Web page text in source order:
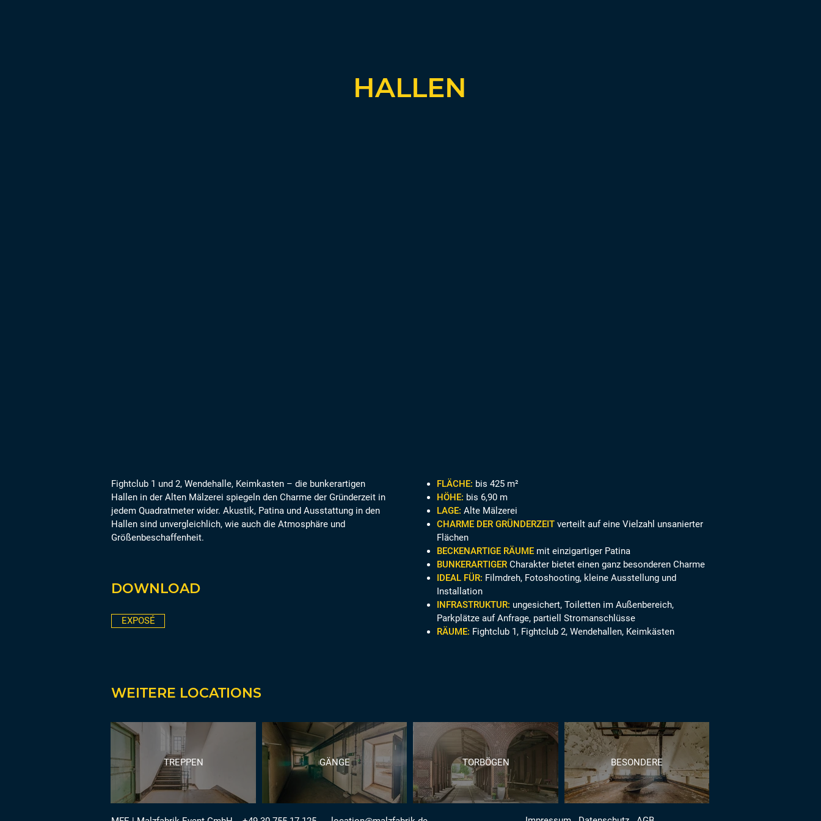
HALLEN
Fightclub 1 und 2, Wendehalle, Keimkasten – die bunkerartigen
Hallen in der Alten Mälzerei spiegeln den Charme der Gründerzeit in
jedem Quadratmeter wider. Akustik, Patina und Ausstattung in den
Hallen sind unvergleichlich, wie auch die Atmosphäre und
Größenbeschaffenheit.
DOWNLOAD
EXPOSÉ
FLÄCHE: bis 425 m²
HÖHE: bis 6,90 m
LAGE: Alte Mälzerei
CHARME DER GRÜNDERZEIT verteilt auf eine Vielzahl unsanierter
Flächen
BECKENARTIGE RÄUME mit einzigartiger Patina
BUNKERARTIGER Charakter bietet einen ganz besonderen Charme
IDEAL FÜR: Filmdreh, Fotoshooting, kleine Ausstellung und
Installation
INFRASTRUKTUR: ungesichert, Toiletten im Außenbereich,
Parkplätze auf Anfrage, partiell Stromanschlüsse
RÄUME: Fightclub 1, Fightclub 2, Wendehallen, Keimkästen
WEITERE LOCATIONS
TREPPEN GÄNGE TORBÖGEN BESONDERE